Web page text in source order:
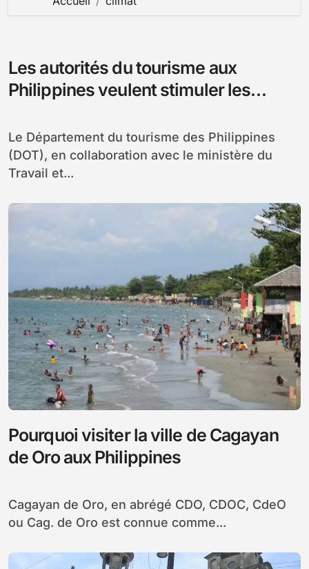
Les autorités du tourisme aux
Philippines veulent stimuler les
Le Département du tourisme des Philippines
(DOT), en collaboration avec le ministère du
Travail et...
Pourquoi visiter la ville de Cagayan
de Oro aux Philippines
Cagayan de Oro, en abrégé CDO, CDOC, CdeO
ou Cag. de Oro est connue comme...